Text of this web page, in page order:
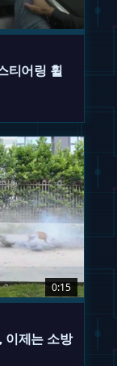
티어링 휠
0:15
제는 소방